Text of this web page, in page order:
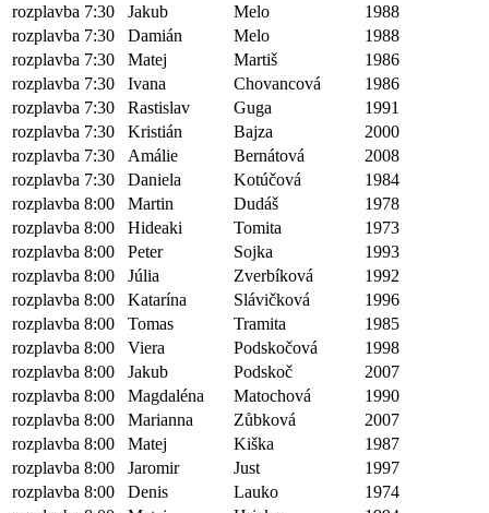
rozplavba 7:30
Jakub Melo
1988
rozplavba 7:30
Damián Melo
1988
rozplavba 7:30
Matej Martiš
1986
rozplavba 7:30
Ivana Chovancová
1986
rozplavba 7:30
Rastislav Guga
1991
rozplavba 7:30
Kristián Bajza
2000
rozplavba 7:30
Amálie Bernátová
2008
rozplavba 7:30
Daniela Kotúčová
1984
rozplavba 8:00
Martin Dudáš
1978
rozplavba 8:00
Hideaki Tomita
1973
rozplavba 8:00
Peter Sojka
1993
rozplavba 8:00
Júlia Zverbíková
1992
rozplavba 8:00
Katarína Slávičková
1996
rozplavba 8:00
Tomas Tramita
1985
rozplavba 8:00
Viera Podskočová
1998
rozplavba 8:00
Jakub Podskoč
2007
rozplavba 8:00
Magdaléna Matochová
1990
rozplavba 8:00
Marianna Zůbková
2007
rozplavba 8:00
Matej Kiška
1987
rozplavba 8:00
Jaromir Just
1997
rozplavba 8:00
Denis Lauko
1974